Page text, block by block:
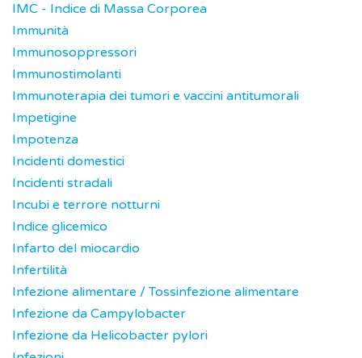
IMC - Indice di Massa Corporea
Immunità
Immunosoppressori
Immunostimolanti
Immunoterapia dei tumori e vaccini antitumorali
Impetigine
Impotenza
Incidenti domestici
Incidenti stradali
Incubi e terrore notturni
Indice glicemico
Infarto del miocardio
Infertilità
Infezione alimentare / Tossinfezione alimentare
Infezione da Campylobacter
Infezione da Helicobacter pylori